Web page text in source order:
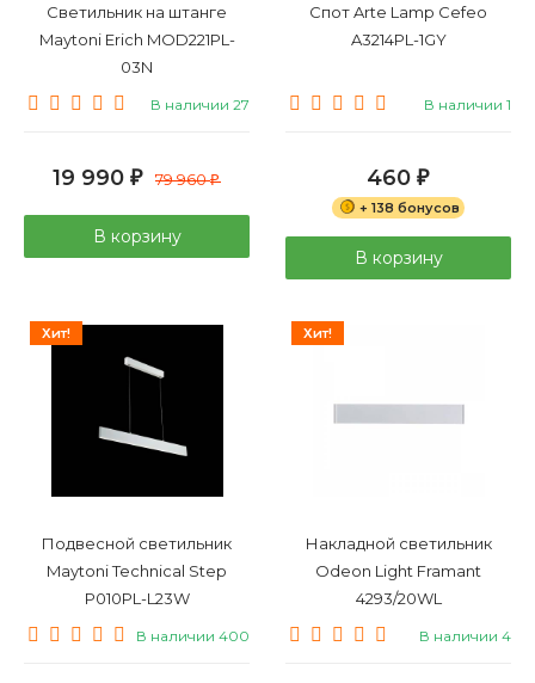
Светильник на штанге
Maytoni Erich MOD221PL-
03N
В наличии 27
19 990 ₽ 79 960₽
В корзину
Спот Arte Lamp Cefeo
A3214PL-1GY
В наличии 1
460 ₽
+ 138 бонусов
В корзину
Хит!
Подвесной светильник
Maytoni Technical Step
P010PL-L23W
В наличии 400
Хит!
Накладной светильник
Odeon Light Framant
4293/20WL
В наличии 4